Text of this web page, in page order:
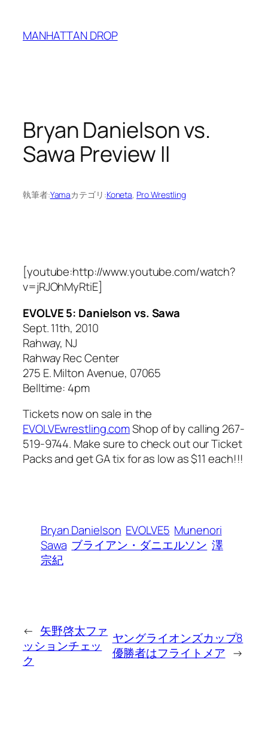
MANHATTAN DROP
Bryan Danielson vs.
Sawa Preview II
執筆者:Yamaカテゴリ:Koneta, Pro Wrestling
[youtube:http://www.youtube.com/watch?
v=jRJOhMyRtiE]
EVOLVE 5: Danielson vs. Sawa
Sept. 11th, 2010
Rahway, NJ
Rahway Rec Center
275 E. Milton Avenue, 07065
Belltime: 4pm
Tickets now on sale in the
EVOLVEwrestling.comShop of by calling 267-
519-9744. Make sure to check out our Ticket
Packs and get GA tix for as low as $11 each!!!
Bryan Danielson EVOLVE5 Munenori
Sawa ブライアン・ダニエルソン 澤
宗紀
← 矢野啓太ファ
ッションチェッ
ク
ヤングライオンズカップ8
優勝者はフライトメア →